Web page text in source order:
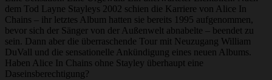
dem Tod Layne Stayleys 2002 schien die Karriere von Alice In
Chains – ihr letztes Album hatten sie bereits 1995 aufgenommen,
bevor sich der Sänger von der Außenwelt abnabelte – beendet zu
sein. Dann aber die überraschende Tour mit Neuzugang William
DuVall und die sensationelle Ankündigung eines neuen Albums.
Haben Alice In Chains ohne Stayley überhaupt eine
Daseinsberechtigung?